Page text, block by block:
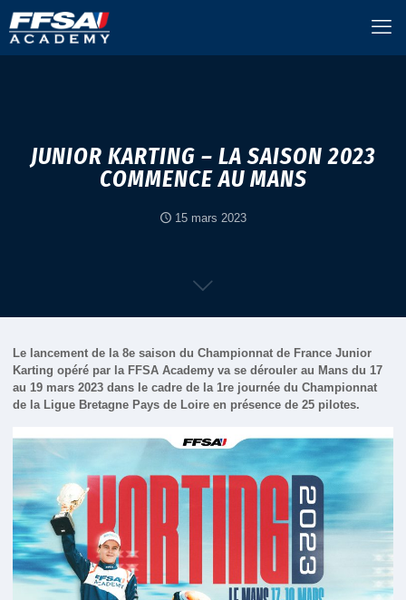
JUNIOR KARTING – LA SAISON 2023
COMMENCE AU MANS
15 mars 2023
Le lancement de la 8e saison du Championnat de France Junior
Karting opéré par la FFSA Academy va se dérouler au Mans du 17
au 19 mars 2023 dans le cadre de la 1re journée du Championnat
de la Ligue Bretagne Pays de Loire en présence de 25 pilotes.